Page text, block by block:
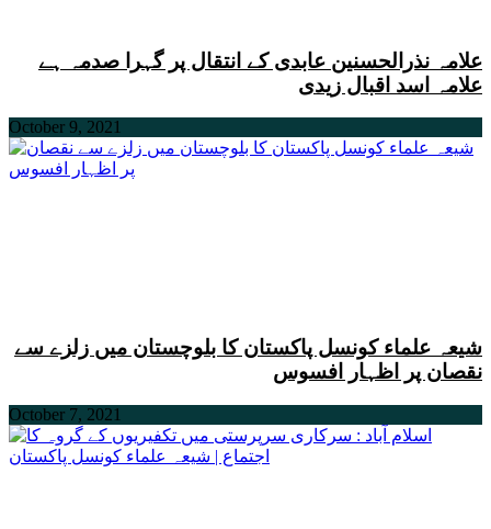
علامہ نذرالحسنین عابدی کے انتقال پر گہرا صدمہ ہے
علامہ اسد اقبال زیدی
October 9, 2021
شیعہ علماء کونسل پاکستان کا بلوچستان میں زلزے سے
نقصان پر اظہار افسوس
October 7, 2021